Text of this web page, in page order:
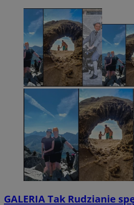
GALERIATak Rudzianie